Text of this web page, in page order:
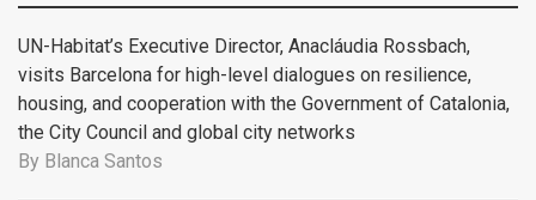
UN-Habitat’s Executive Director, Anacláudia Rossbach,
visits Barcelona for high-level dialogues on resilience,
housing, and cooperation with the Government of Catalonia,
the City Council and global city networks
By Blanca Santos